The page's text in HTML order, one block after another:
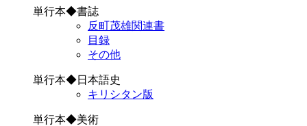
単行本◆書誌
反町茂雄関連書
目録
その他
単行本◆日本語史
キリシタン版
単行本◆美術